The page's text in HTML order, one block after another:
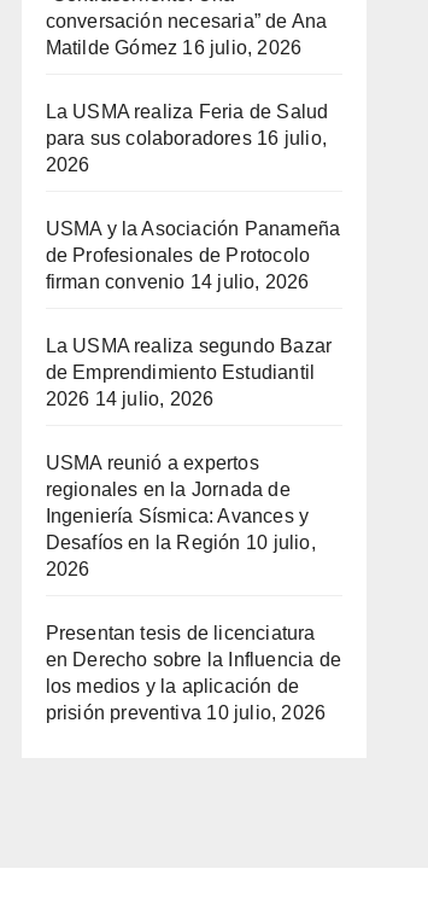
conversación necesaria” de Ana
Matilde Gómez 16 julio, 2026
La USMA realiza Feria de Salud
para sus colaboradores 16 julio,
2026
USMA y la Asociación Panameña
de Profesionales de Protocolo
firman convenio 14 julio, 2026
La USMA realiza segundo Bazar
de Emprendimiento Estudiantil
2026 14 julio, 2026
USMA reunió a expertos
regionales en la Jornada de
Ingeniería Sísmica: Avances y
Desafíos en la Región 10 julio,
2026
Presentan tesis de licenciatura
en Derecho sobre la Influencia de
los medios y la aplicación de
prisión preventiva 10 julio, 2026